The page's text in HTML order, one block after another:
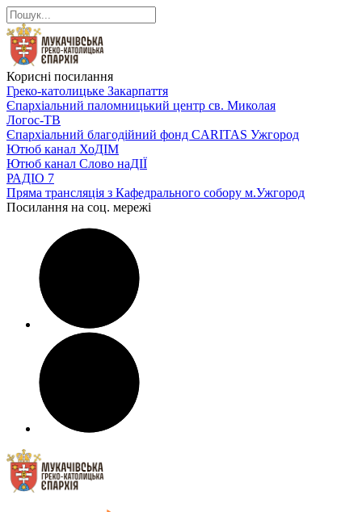
Корисні посилання
Греко-католицьке Закарпаття
Єпархіальний паломницький центр св. Миколая
Логос-ТВ
Єпархіальний благодійний фонд CARITAS Ужгород
Ютюб канал ХоДІМ
Ютюб канал Слово наДІЇ
РАДІО 7
Пряма трансляція з Кафедрального собору м.Ужгород
Посилання на соц. мережі